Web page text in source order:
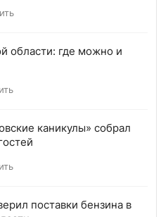
области: где можно и
каникулы» собрал
поставки бензина в